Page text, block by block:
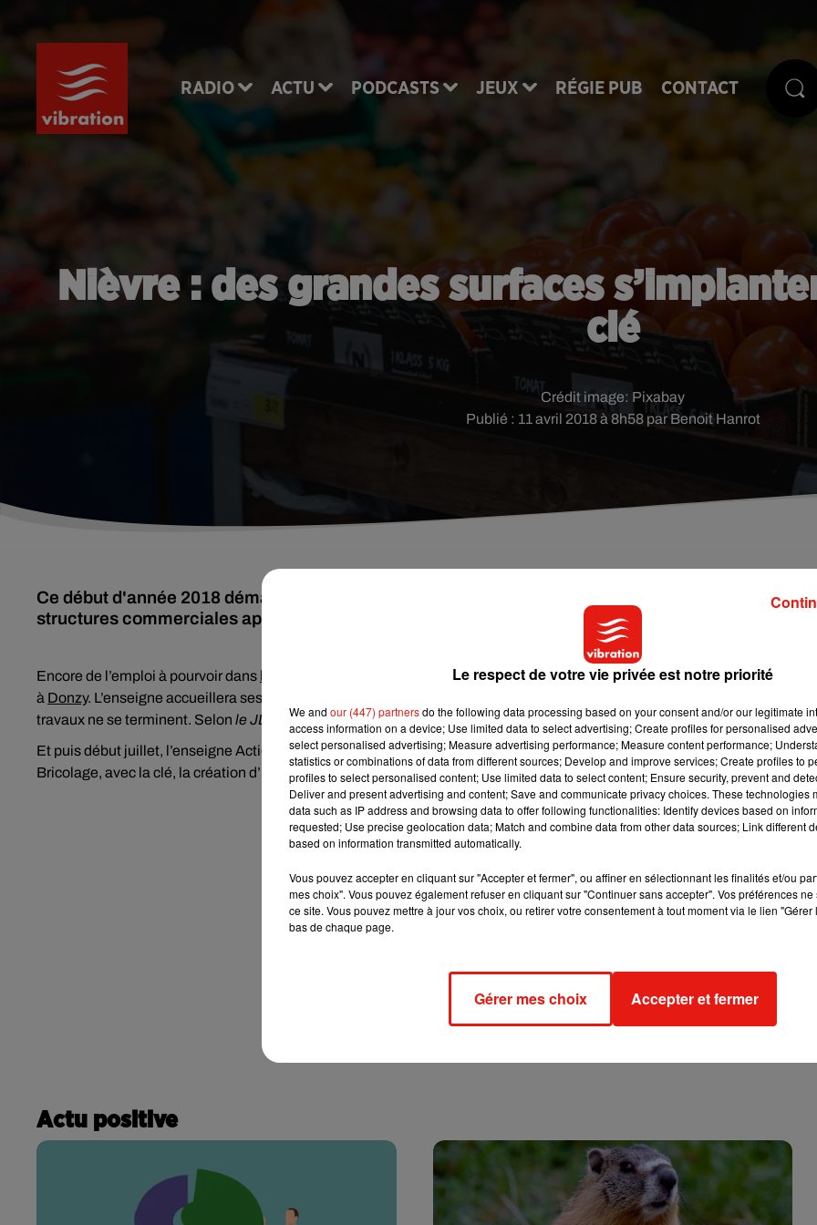
RADIO ACTU PODCASTS JEUX RÉGIE PUB CONTACT
Nièvre : des grandes surfaces
clé
Publié : 11 avril 2018 à 8h58 par Benoit Hanrot
Crédit image: Pixabay
Ce début d'année 2018 démarre sous les meilleurs auspices dans la Nièvre. De nouvelles
structures commerciales apparaissent avec son lot de postes à pourvoir.
Encore de l’emploi à pourvoir dans la Nièvre
. Dans un premier temps, on parle maintenant du nouveau magasin
à Donzy. L’enseigne accueillera ses premiers clients à la fin du mois dans une surface de vente doublée, le temps que les
travaux ne se terminent. Selon le JDC
, une dizaine de postes à temps plein et temps partiel est également prévue.
Et puis début juillet, l’enseigne Action s’installera àCosne-sur-Loire. Elle ouvrira ses portes dans les anciens locaux de Mr
Bricolage, avec la clé, la création d’une quinzaine de postes.
Actu positive
Le respect de votre vie privée est notre priorité
We and our (447) partnersdo the following data processing based on your consent and/or our legitimate
access information on a device; Use limited data to select advertising; Create profiles for personalised
select personalised advertising; Measure advertising performance; Measure content performance;
statistics or combinations of data from different sources; Develop and improve services; Create profiles to
profiles to select personalised content; Use limited data to select content; Ensure security, prevent and
Deliver and present advertising and content; Save and communicate privacy choices. These technologies
data such as IP address and browsing data to offer following functionalities: Identify devices based on
requested; Use precise geolocation data; Match and combine data from other data sources; Link different
based on information transmitted automatically.
Vous pouvez accepter en cliquant sur "Accepter et fermer", ou affiner en sélectionnant les finalités et/ou
mes choix". Vous pouvez également refuser en cliquant sur "Continuer sans accepter". Vos préférences
ce site. Vous pouvez mettre à jour vos choix, ou retirer votre consentement à tout moment via le lien
bas de chaque page.
Gérer mes choix Accepter et fermer